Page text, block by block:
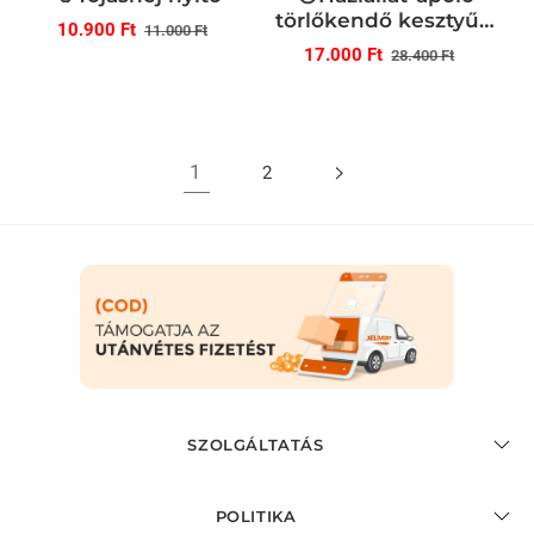
10.900 Ft Normál
11.000 Ft
Akcióstörlőkendő kesztyűk,
öblítést nem
17.000 Ft Normál
28.400 Ft
1 2
SZOLGÁLTATÁS
POLITIKA